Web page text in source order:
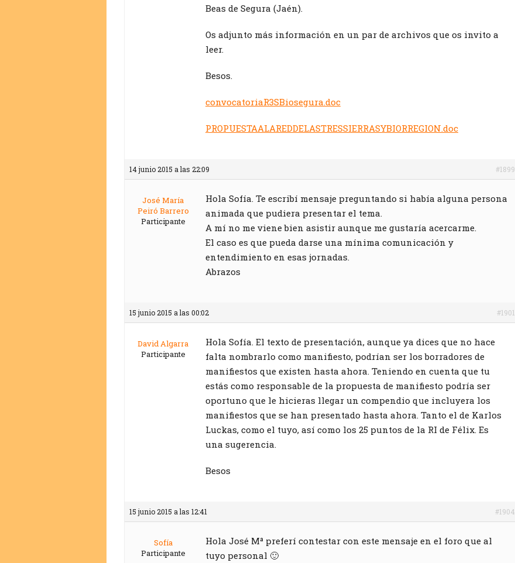
Beas de Segura (Jaén).
Os adjunto más información en un par de archivos que os invito a
leer.
Besos.
convocatoriaR3SBiosegura.doc
PROPUESTAALAREDDELASTRESSIERRASYBIORREGION.doc
14 junio 2015 a las 22:09 #1899
José María
Peiró Barrero
Participante
Hola Sofía. Te escribí mensaje preguntando si había alguna persona
animada que pudiera presentar el tema.
A mí no me viene bien asistir aunque me gustaría acercarme.
El caso es que pueda darse una mínima comunicación y
entendimiento en esas jornadas.
Abrazos
15 junio 2015 a las 00:02 #1901
David Algarra
Participante
Hola Sofía. El texto de presentación, aunque ya dices que no hace
falta nombrarlo como manifiesto, podrían ser los borradores de
manifiestos que existen hasta ahora. Teniendo en cuenta que tu
estás como responsable de la propuesta de manifiesto podría ser
oportuno que le hicieras llegar un compendio que incluyera los
manifiestos que se han presentado hasta ahora. Tanto el de Karlos
Luckas, como el tuyo, así como los 25 puntos de la RI de Félix. Es
una sugerencia.
Besos
15 junio 2015 a las 12:41 #1904
Sofía
Participante
Hola José Mª preferí contestar con este mensaje en el foro que al
tuyo personal 🙂